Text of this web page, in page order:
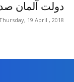
دولت آلمان
19 April , 2018